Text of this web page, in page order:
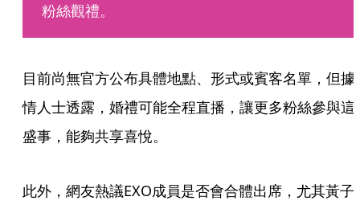
粉絲觀禮。
目前尚無官方公布具體地點、形式或賓客名單，但據
情人士透露，婚禮可能全程直播，讓更多粉絲參與這
盛事，能夠共享喜悅。
此外，網友熱議EXO成員是否會合體出席，尤其黃子